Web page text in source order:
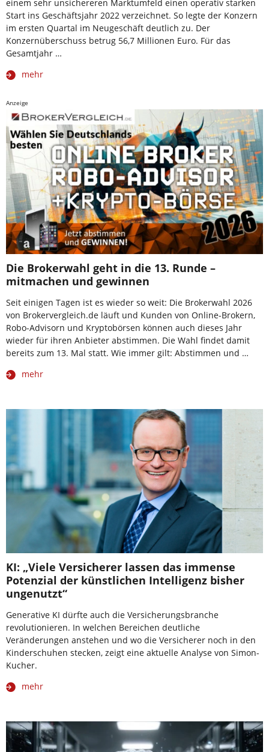
einem sehr unsichereren Marktumfeld einen operativ starken
Start ins Geschäftsjahr 2022 verzeichnet. So legte der Konzern
im ersten Quartal im Neugeschäft deutlich zu. Der
Konzernüberschuss betrug 56,7 Millionen Euro. Für das
Gesamtjahr …
mehr
Anzeige
Die Brokerwahl geht in die 13. Runde –
mitmachen und gewinnen
Seit einigen Tagen ist es wieder so weit: Die Brokerwahl 2026
von Brokervergleich.de läuft und Kunden von Online-Brokern,
Robo-Advisorn und Kryptobörsen können auch dieses Jahr
wieder für ihren Anbieter abstimmen. Die Wahl findet damit
bereits zum 13. Mal statt. Wie immer gilt: Abstimmen und …
mehr
KI: „Viele Versicherer lassen das immense
Potenzial der künstlichen Intelligenz bisher
ungenutzt“
Generative KI dürfte auch die Versicherungsbranche
revolutionieren. In welchen Bereichen deutliche
Veränderungen anstehen und wo die Versicherer noch in den
Kinderschuhen stecken, zeigt eine aktuelle Analyse von Simon-
Kucher.
mehr